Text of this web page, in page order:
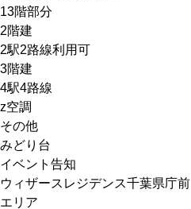
13階部分
2階建
2駅2路線利用可
3階建
4駅4路線
z空調
その他
みどり台
イベント告知
ウィザースレジデンス千葉県庁前
エリア